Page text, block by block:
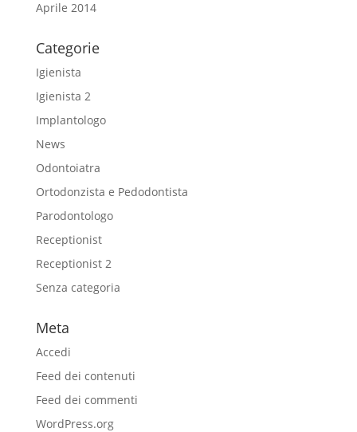
Aprile 2014
Categorie
Igienista
Igienista 2
Implantologo
News
Odontoiatra
Ortodonzista e Pedodontista
Parodontologo
Receptionist
Receptionist 2
Senza categoria
Meta
Accedi
Feed dei contenuti
Feed dei commenti
WordPress.org